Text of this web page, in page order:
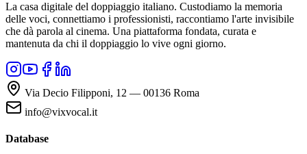
La casa digitale del doppiaggio italiano. Custodiamo la memoria
delle voci, connettiamo i professionisti, raccontiamo l'arte invisibile
che dà parola al cinema. Una piattaforma fondata, curata e
mantenuta da chi il doppiaggio lo vive ogni giorno.
Via Decio Filipponi, 12 — 00136 Roma
info@vixvocal.it
Database